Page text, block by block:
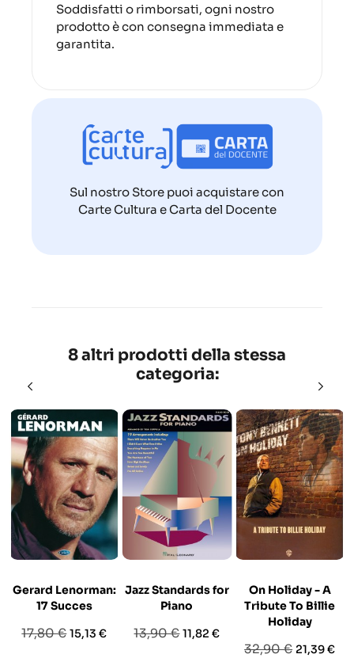
Soddisfatti o rimborsati, ogni nostro
prodotto è con consegna immediata e
garantita.
Sul nostro Store puoi acquistare con
Carte Cultura e Carta del Docente
8 altri prodotti della stessa
categoria:
Gerard Lenorman:
17 Succes
Prezzo
17,80 €Prezzo
15,13 €
Jazz Standards for
Piano
Prezzo
13,90 €Prezzo
11,82 €
On Holiday - A
Tribute To Billie
Holiday
Prezzo
32,90 € Prezzo
21,39 €